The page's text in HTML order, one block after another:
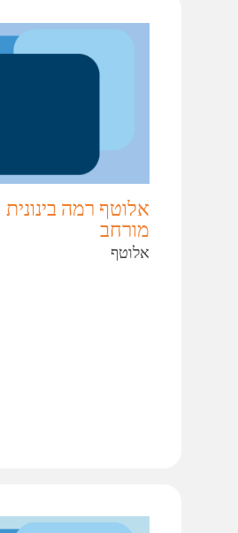
מורחב
אלוטף